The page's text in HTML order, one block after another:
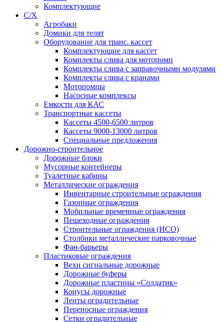
Комплектующие
С/Х
Агробаки
Домики для телят
Оборудование для транс. кассет
Комплектующие для кассет
Комплекты слива для мотопомп
Комплекты слива с заправочными модулями
Комплекты слива с кранами
Мотопомпы
Насосные комплексы
Емкости для КАС
Транспортные кассеты
Кассеты 4500-6500 литров
Кассеты 9000-13000 литров
Специальные предложения
Дорожно-строительное
Дорожные блоки
Мусорные контейнеры
Туалетные кабины
Металлические ограждения
Инвентарные строительные ограждения
Газонные ограждения
Мобильные временные ограждения
Пешеходные ограждения
Строительные ограждения (ИСО)
Столбики металлические парковочные
Фан-барьеры
Пластиковые ограждения
Вехи сигнальные дорожные
Дорожные буферы
Дорожные пластины «Солдатик»
Конусы дорожные
Ленты оградительные
Переносные ограждения
Сетки оградительные